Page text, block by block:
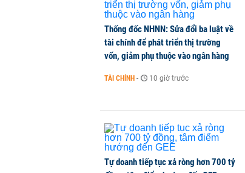
Thống đốc NHNN: Sửa đổi ba luật về
tài chính để phát triển thị trường
vốn, giảm phụ thuộc vào ngân hàng
TÀI CHÍNH - 10 giờ trước
Tự doanh tiếp tục xả ròng hơn 700 tỷ